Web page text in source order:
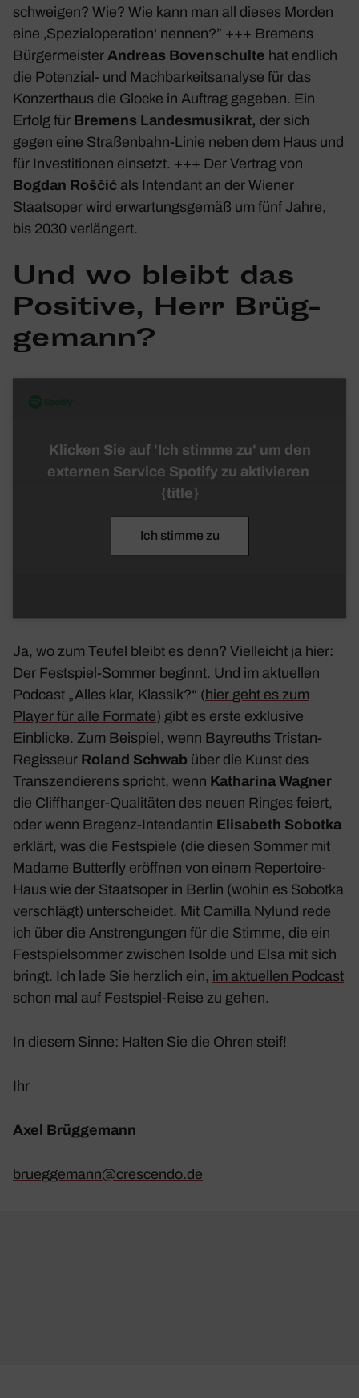
schweigen? Wie? Wie kann man all dieses Morden
eine ‚Spezi­al­ope­ra­tion‘ nennen?” +++ Bremens
Bürger­meister Andreas Boven­schulte hat endlich
die Poten­zial- und Mach­bar­keits­ana­lyse für das
Konzert­haus die Glocke in Auftrag gegeben. Ein
Erfolg für Bremens Landes­mu­sikrat, der sich
gegen eine Stra­ßen­bahn-Linie neben dem Haus und
für Inves­ti­tionen einsetzt. +++ Der Vertrag von
Bogdan Roščić als Inten­dant an der Wiener
Staats­oper wird erwar­tungs­gemäß um fünf Jahre,
bis 2030 verlän­gert.
Und wo bleibt das
Posi­tive, Herr Brüg­
ge­mann?
Klicken Sie auf 'Ich stimme zu' um den
externen Service Spotify zu aktivieren
{title}
Ich stimme zu
Ja, wo zum Teufel bleibt es denn? Viel­leicht ja hier:
Der Fest­spiel-Sommer beginnt. Und im aktu­ellen
Podcast „Alles klar, Klassik?“ (hier geht es zum
Player für alle Formate) gibt es erste exklu­sive
Einblicke. Zum Beispiel, wenn Bayreuths Tristan-
Regis­seur Roland Schwab über die Kunst des
Tran­szen­die­rens spricht, wenn Katha­rina Wagner
die Cliff­hanger-Quali­täten des neuen Ringes feiert,
oder wenn Bregenz-Inten­dantin Elisa­beth Sobotka
erklärt, was die Fest­spiele (die diesen Sommer mit
Madame Butterfly eröffnen von einem Reper­toire-
Haus wie der Staats­oper in Berlin (wohin es Sobotka
verschlägt) unter­scheidet. Mit Camilla Nylund rede
ich über die Anstren­gungen für die Stimme, die ein
Fest­spiel­sommer zwischen Isolde und Elsa mit sich
bringt. Ich lade Sie herz­lich ein, im aktu­ellen Podcast
schon mal auf Fest­spiel-Reise zu gehen.
In diesem Sinne: Halten Sie die Ohren steif!
Ihr
Axel Brüg­ge­mann
brueggemann@​crescendo.​de